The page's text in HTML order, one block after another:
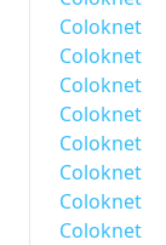
Coloknet
Coloknet
Coloknet
Coloknet
Coloknet
Coloknet
Coloknet
Coloknet